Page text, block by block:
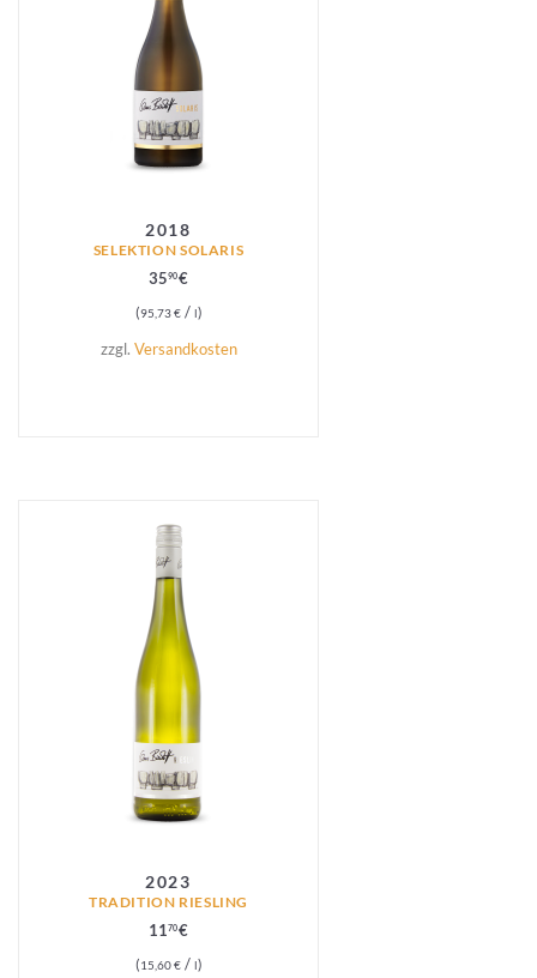
2018
SELEKTION SOLARIS
3590€
95,73€/ l
zzgl. Versandkosten
2023
TRADITION RIESLING
1170€
15,60€/ l